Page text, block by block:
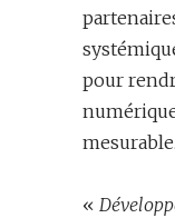
pour
mesurable.
«